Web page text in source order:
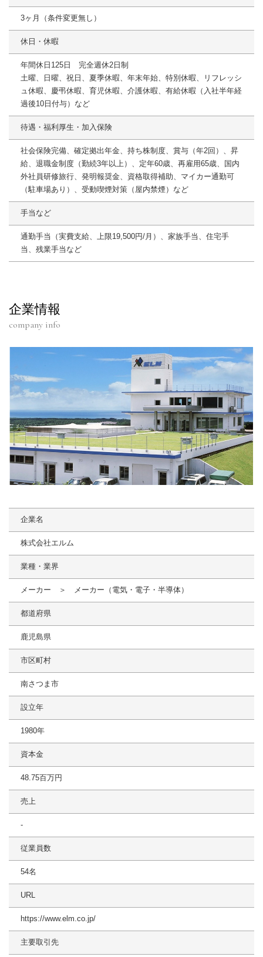
3ヶ月（条件変更無し）
休日・休暇
年間休日125日 完全週休2日制
土曜、日曜、祝日、夏季休暇、年末年始、特別休暇、リフレッシ
ュ休暇、慶弔休暇、育児休暇、介護休暇、有給休暇（入社半年経
過後10日付与）など
待遇・福利厚生・加入保険
社会保険完備、確定拠出年金、持ち株制度、賞与（年2回）、昇
給、退職金制度（勤続3年以上）、定年60歳、再雇用65歳、国内
外社員研修旅行、発明報奨金、資格取得補助、マイカー通勤可
（駐車場あり）、受動喫煙対策（屋内禁煙）など
手当など
通勤手当（実費支給、上限19,500円/月）、家族手当、住宅手
当、残業手当など
企業情報
company info
企業名
株式会社エルム
業種・業界
メーカー ＞ メーカー（電気・電子・半導体）
都道府県
鹿児島県
市区町村
南さつま市
設立年
1980年
資本金
48.75百万円
売上
-
従業員数
54名
URL
https://www.elm.co.jp/
主要取引先